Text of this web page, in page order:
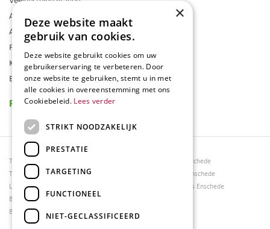
Algemene voorwaarden
Assortiment
Folder
Klantenkaart
Blog
Reviews
Tuincentrum Borghuis
Tuinmeubels
Loungesets
Bloemen
Barbecues
Tuinmeubels Enschede
Tuinmeubelen Enschede
Woonaccessoires Enschede
×
Deze website maakt
gebruik van cookies.
Deze website gebruikt cookies om uw
gebruikerservaring te verbeteren. Door
onze website te gebruiken, stemt u in met
alle cookies in overeenstemming met ons
Cookiebeleid. Lees verder
STRIKT NOODZAKELIJK
PRESTATIE
TARGETING
FUNCTIONEEL
NIET-GECLASSIFICEERD